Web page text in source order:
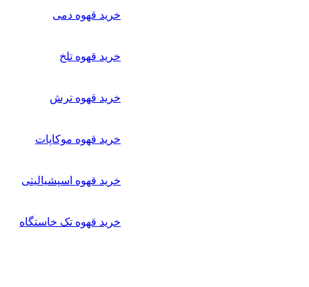
خرید قهوه دمی
خرید قهوه تلخ
خرید قهوه ترش
خرید قهوه موکاپات
خرید قهوه اسپشیالیتی
خرید قهوه تک خاستگاه